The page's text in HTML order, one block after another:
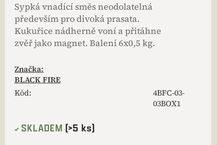
Sypká vnadící směs neodolatelná
především pro divoká prasata.
Kukuřice nádherně voní a přitáhne
zvěř jako magnet. Balení 6x0,5 kg.
Značka:
BLACK FIRE
Kód:
4BFC-03-
03BOX1
SKLADEM (>5 ks)